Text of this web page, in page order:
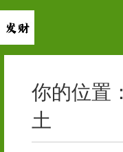
你的位置：
土